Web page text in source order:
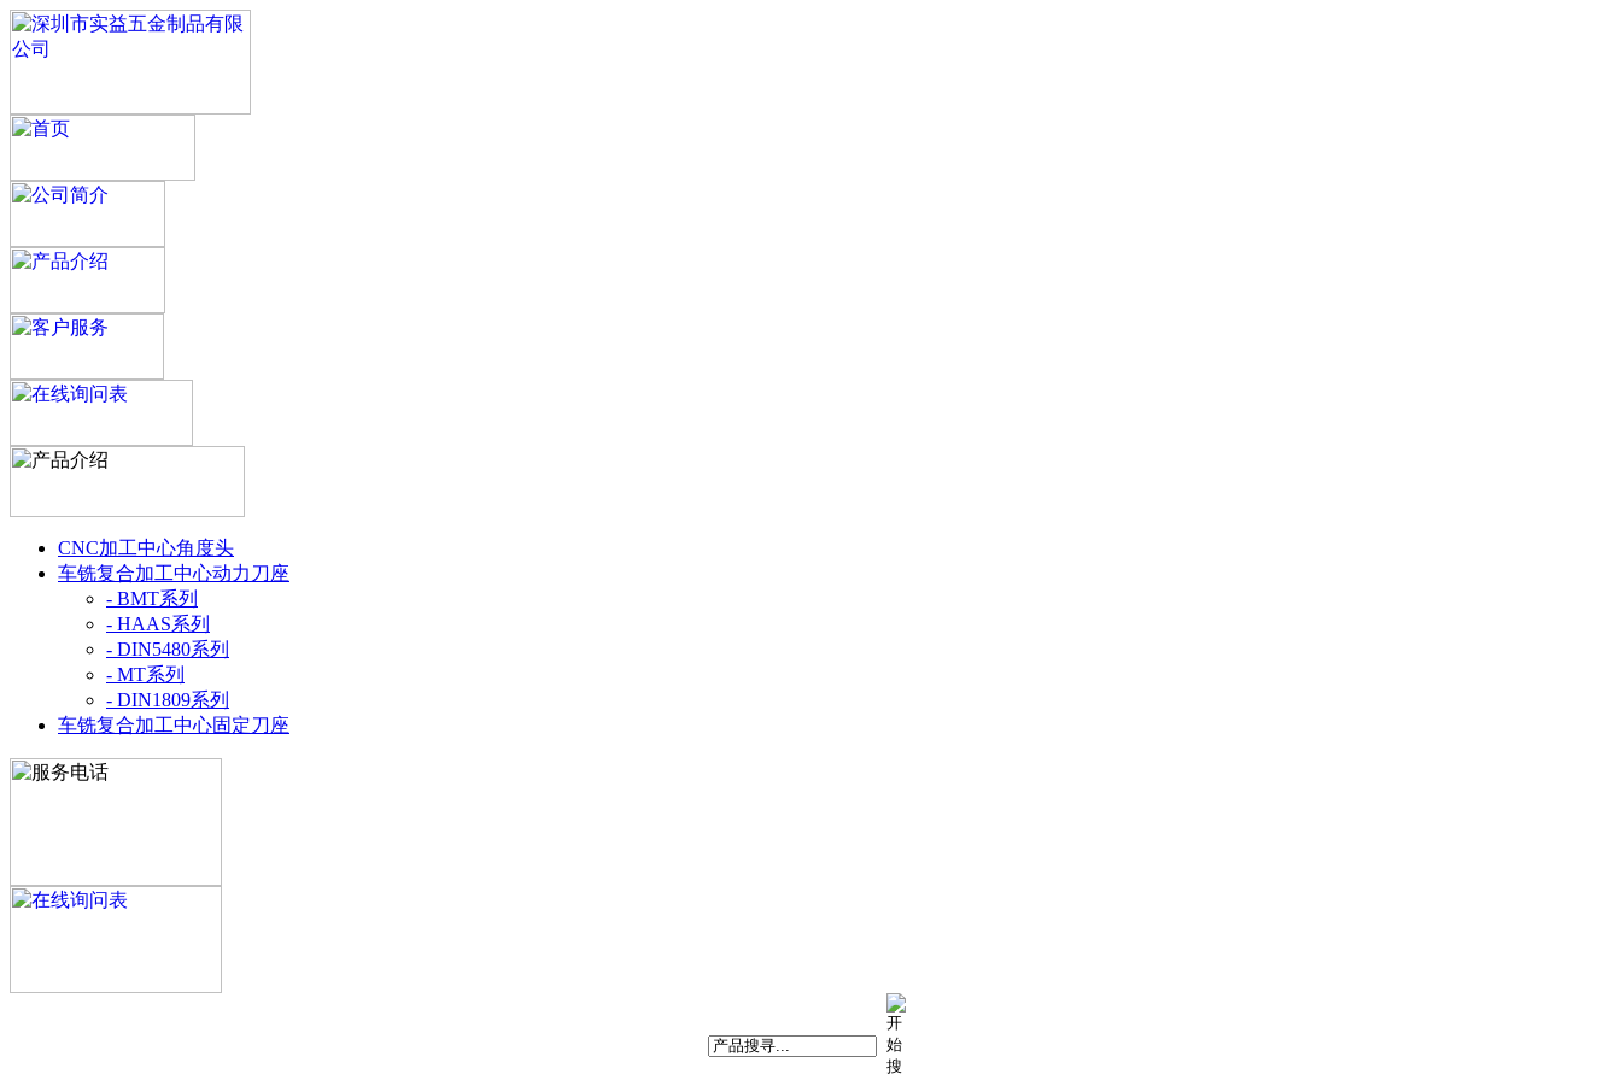
CNC加工中心角度头
车铣复合加工中心动力刀座
- BMT系列
- HAAS系列
- DIN5480系列
- MT系列
- DIN1809系列
车铣复合加工中心固定刀座